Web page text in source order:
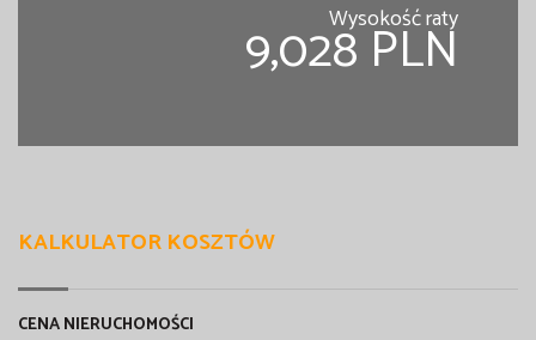
Wysokość raty
9,028 PLN
KALKULATOR KOSZTÓW
CENA NIERUCHOMOŚCI